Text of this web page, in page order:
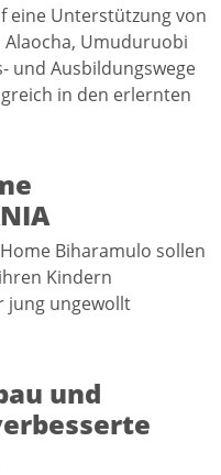
eine Unterstützung von
Umuduruobi
und Ausbildungswege
in den erlernten
Biharamulo sollen
Kindern
jung ungewollt
und